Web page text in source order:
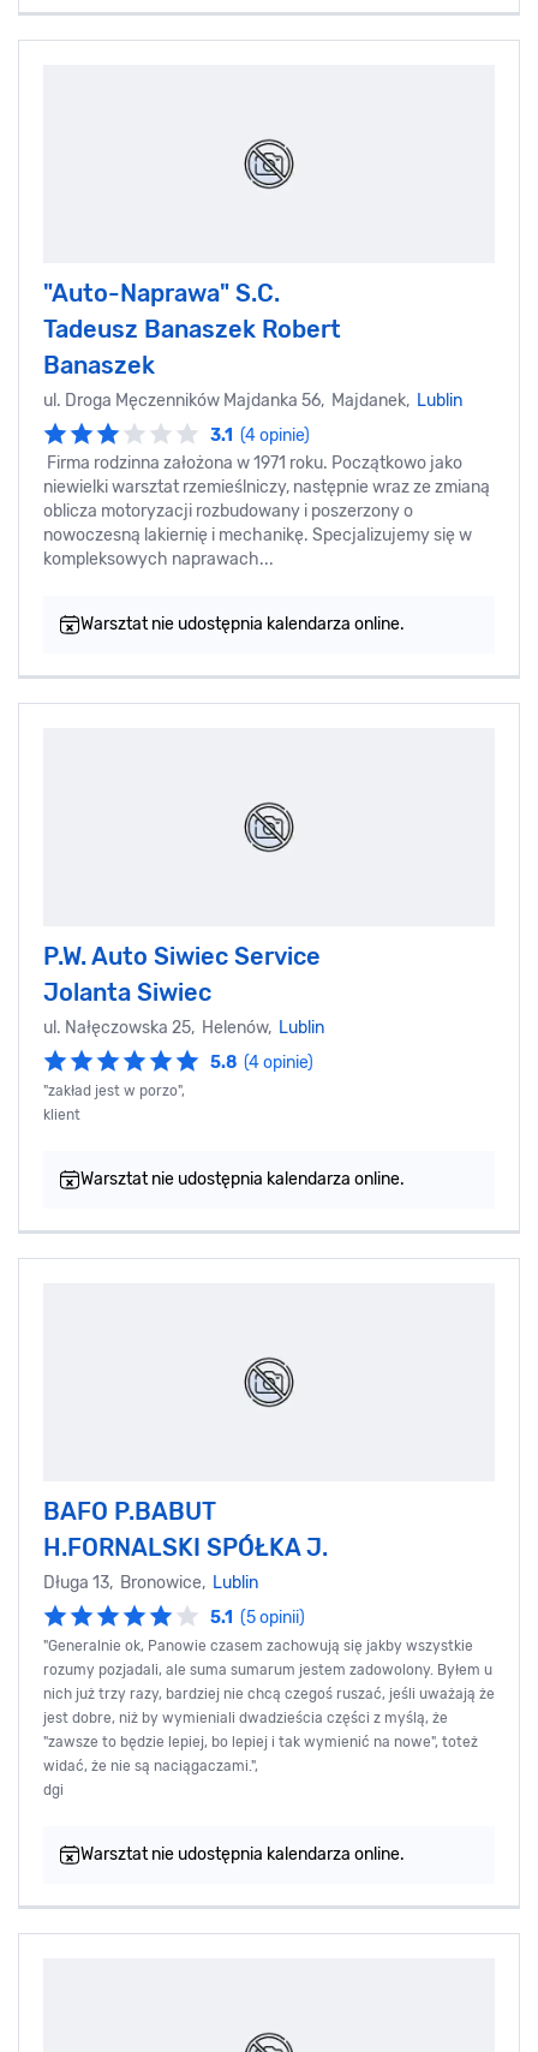
"Auto-Naprawa" S.C.
Tadeusz Banaszek Robert
Banaszek
ul. Droga Męczenników Majdanka 56, Majdanek, Lublin
3.1 (4 opinie)
Firma rodzinna założona w 1971 roku. Początkowo jako
niewielki warsztat rzemieślniczy, następnie wraz ze zmianą
oblicza motoryzacji rozbudowany i poszerzony o
nowoczesną lakiernię i mechanikę. Specjalizujemy się w
kompleksowych naprawach...
Warsztat nie udostępnia kalendarza online.
P.W. Auto Siwiec Service
Jolanta Siwiec
ul. Nałęczowska 25, Helenów, Lublin
5.8 (4 opinie)
"zakład jest w porzo",
klient
Warsztat nie udostępnia kalendarza online.
BAFO P.BABUT
H.FORNALSKI SPÓŁKA J.
Długa 13, Bronowice, Lublin
5.1 (5 opinii)
"Generalnie ok, Panowie czasem zachowują się jakby wszystkie
rozumy pozjadali, ale suma sumarum jestem zadowolony. Byłem u
nich już trzy razy, bardziej nie chcą czegoś ruszać, jeśli uważają że
jest dobre, niż by wymieniali dwadzieścia części z myślą, że
"zawsze to będzie lepiej, bo lepiej i tak wymienić na nowe", toteż
widać, że nie są naciągaczami.",
dgi
Warsztat nie udostępnia kalendarza online.